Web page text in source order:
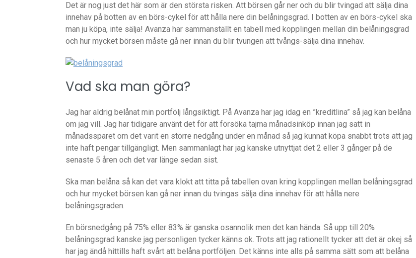
Det är nog just det här som är den största risken. Att börsen går ner och du blir tvingad att sälja dina
innehav på botten av en börs-cykel för att hålla nere din belåningsgrad. I botten av en börs-cykel ska
man ju köpa, inte sälja! Avanza har sammanställt en tabell med kopplingen mellan din belåningsgrad
och hur mycket börsen måste gå ner innan du blir tvungen att tvångs-sälja dina innehav.
Vad ska man göra?
Jag har aldrig belånat min portfölj långsiktigt. På Avanza har jag idag en ”kreditlina” så jag kan belåna
om jag vill. Jag har tidigare använt det för att försöka tajma månadsinköp innan jag satt in
månadssparet om det varit en större nedgång under en månad så jag kunnat köpa snabbt trots att jag
inte haft pengar tillgängligt. Men sammanlagt har jag kanske utnyttjat det 2 eller 3 gånger på de
senaste 5 åren och det var länge sedan sist.
Ska man belåna så kan det vara klokt att titta på tabellen ovan kring kopplingen mellan belåningsgrad
och hur mycket börsen kan gå ner innan du tvingas sälja dina innehav för att hålla nere
belåningsgraden.
En börsnedgång på 75% eller 83% är ganska osannolik men det kan hända. Så upp till 20%
belåningsgrad kanske jag personligen tycker känns ok. Trots att jag rationellt tycker att det är okej så
har jag ändå hittills haft svårt att belåna portföljen. Det känns inte alls på samma sätt som att belåna